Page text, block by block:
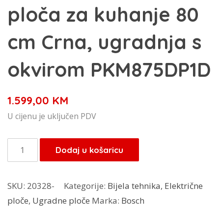
ploča za kuhanje 80
cm Crna, ugradnja s
okvirom PKM875DP1D
1.599,00 KM
U cijenu je uključen PDV
Bosch
električna
za
kuhanje
Dodaj u košaricu
SKU: 20328- Kategorije: Bijela tehnika, Električne
ploče, Ugradne ploče Marka: Bosch